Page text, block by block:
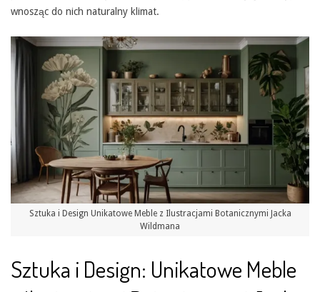
wnosząc do nich naturalny klimat.
Sztuka i Design Unikatowe Meble z Ilustracjami Botanicznymi Jacka
Wildmana
Sztuka i Design: Unikatowe Meble